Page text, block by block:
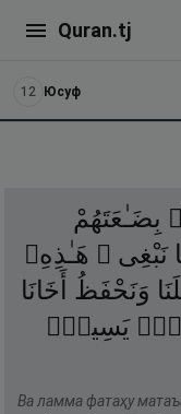
Quran.tj
12 Юсуф
بِضَـٰعَتَهُمْ
نَبْغِى ۖ هَـٰذِهِۦ
وَنَحْفَظُ
أَخَانَا
يَسِيرٌۭ
Ва ламма фатаҳу